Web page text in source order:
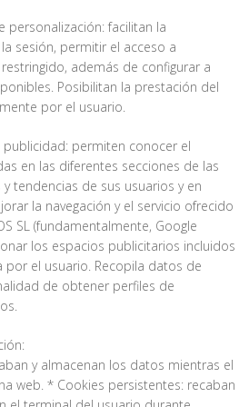
personalización: facilitan la
sesión, permitir el acceso a
además de configurar a
Posibilitan la prestación del
por el usuario.
permiten conocer el
en las diferentes secciones de las
tendencias de sus usuarios y en
la navegación y el servicio ofrecido
SL (fundamentalmente, Google
los espacios publicitarios incluidos
por el usuario. Recopila datos de
de obtener perfiles de
y almacenan los datos mientras el
web. * Cookies persistentes: recaban